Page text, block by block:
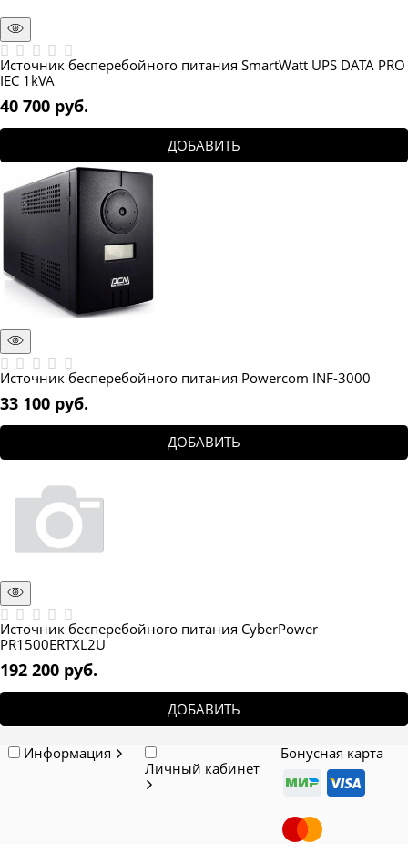
Источник бесперебойного питания SmartWatt UPS DATA PRO
IEC 1kVA
40 700 руб.
ДОБАВИТЬ
Источник бесперебойного питания Powercom INF-3000
33 100 руб.
ДОБАВИТЬ
Источник бесперебойного питания CyberPower
PR1500ERTXL2U
192 200 руб.
ДОБАВИТЬ
Информация
Личный кабинет
Бонусная карта